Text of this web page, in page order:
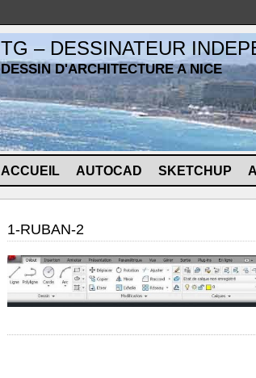
TG – DESSINATEUR
DESSIN D'ARCHITECTURE A NICE
ACCUEIL AUTOCAD SKETCHUP
1-RUBAN-2